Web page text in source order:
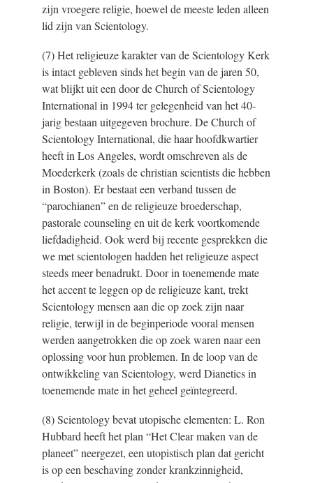
zijn vroegere religie, hoewel de meeste leden alleen
lid zijn van Scientology.
(7) Het religieuze karakter van de Scientology Kerk
is intact gebleven sinds het begin van de jaren 50,
wat blijkt uit een door de Church of Scientology
International in 1994 ter gelegenheid van het 40-
jarig bestaan uitgegeven brochure. De Church of
Scientology International, die haar hoofdkwartier
heeft in Los Angeles, wordt omschreven als de
Moederkerk (zoals de christian scientists die hebben
in Boston). Er bestaat een verband tussen de
“parochianen” en de religieuze broederschap,
pastorale counseling en uit de kerk voortkomende
liefdadigheid. Ook werd bij recente gesprekken die
we met scientologen hadden het religieuze aspect
steeds meer benadrukt. Door in toenemende mate
het accent te leggen op de religieuze kant, trekt
Scientology mensen aan die op zoek zijn naar
religie, terwijl in de beginperiode vooral mensen
werden aangetrokken die op zoek waren naar een
oplossing voor hun problemen. In de loop van de
ontwikkeling van Scientology, werd Dianetics in
toenemende mate in het geheel geïntegreerd.
(8) Scientology bevat utopische elementen: L. Ron
Hubbard heeft het plan “Het Clear maken van de
planeet” neergezet, een utopistisch plan dat gericht
is op een beschaving zonder krankzinnigheid,